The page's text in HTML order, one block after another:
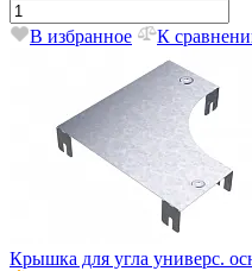
В избранное К
Крышка для угла универс.